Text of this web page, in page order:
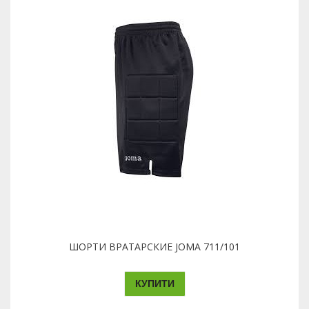
ШОРТИ ВРАТАРСКИЕ JOMA 711/101
КУПИТИ